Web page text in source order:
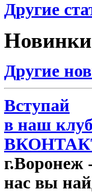
Другие
Новинки
Другие
Вступай
в наш клуб
г.Воронеж
нас вы